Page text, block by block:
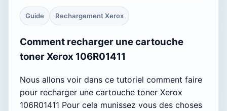
Guide Rechargement Xerox
Comment recharger une cartouche
toner Xerox 106R01411
Nous allons voir dans ce tutoriel comment faire
pour recharger une cartouche toner Xerox
106R01411 Pour cela munissez vous des choses